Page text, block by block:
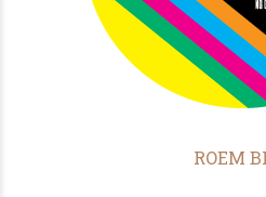
ROEM